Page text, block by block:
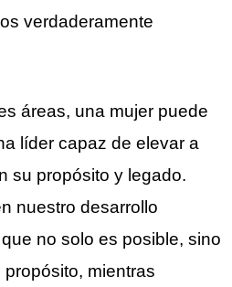
verdaderamente
áreas, una mujer puede
líder capaz de elevar a
su propósito y legado.
nuestro desarrollo
no solo es posible, sino
mientras